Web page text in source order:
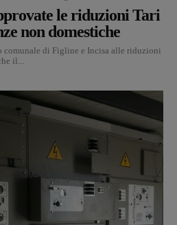
le riduzioni Tari
non domestiche
di Figline e Incisa alle riduzioni
il...